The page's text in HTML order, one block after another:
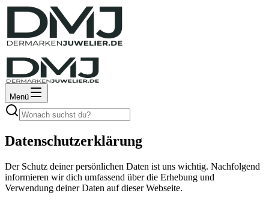
Menü
Datenschutzerklärung
Der Schutz deiner persönlichen Daten ist uns wichtig. Nachfolgend
informieren wir dich umfassend über die Erhebung und
Verwendung deiner Daten auf dieser Webseite.